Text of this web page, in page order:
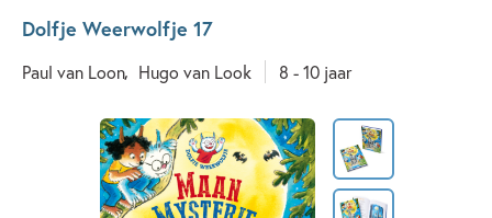
Dolfje Weerwolfje 17
Paul van Loon Hugo van Look 8 - 10 jaar